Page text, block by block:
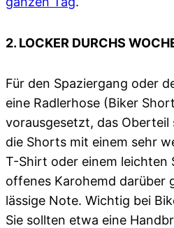
2. LOCKER DURCHS
Für den Spaziergang oder
eine Radlerhose (Biker
vorausgesetzt, das Oberteil
die Shorts mit einem sehr
T-Shirt oder einem leichten
offenes Karohemd darüber
lässige Note. Wichtig bei
Sie sollten etwa eine